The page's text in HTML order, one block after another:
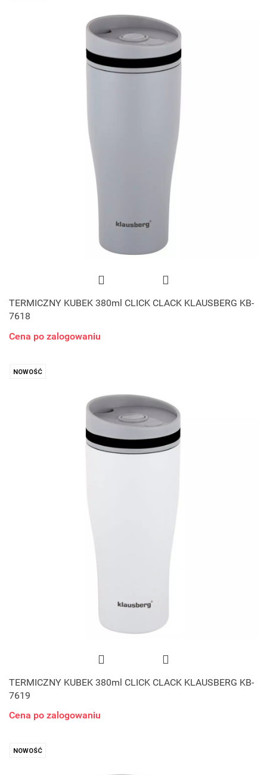
TERMICZNY KUBEK 380ml CLICK CLACK KLAUSBERG KB-
7618
Cena po zalogowaniu
NOWOŚĆ
TERMICZNY KUBEK 380ml CLICK CLACK KLAUSBERG KB-
7619
Cena po zalogowaniu
NOWOŚĆ